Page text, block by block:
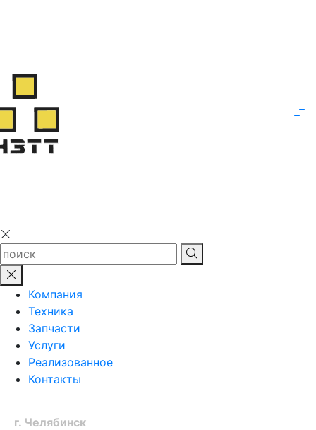
Компания
Техника
Запчасти
Услуги
Реализованное
Контакты
г. Челябинск